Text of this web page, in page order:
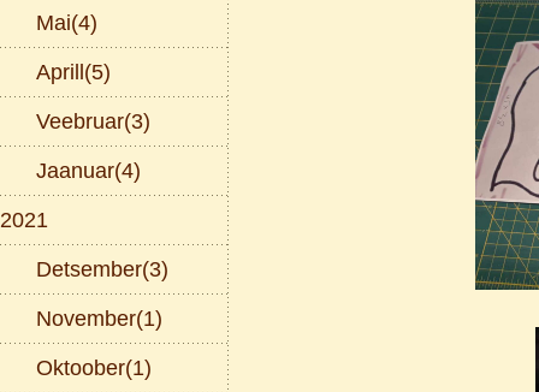
Mai(4)
Aprill(5)
Veebruar(3)
Jaanuar(4)
2021
Detsember(3)
November(1)
Oktoober(1)